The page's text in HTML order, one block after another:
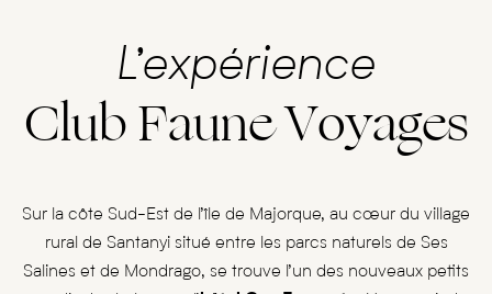
L’expérience
Club Faune Voyages
Sur la côte Sud-Est de l’île de Majorque, au cœur du village
rural de Santanyi situé entre les parcs naturels de Ses
Salines et de Mondrago, se trouve l’un des nouveaux petits